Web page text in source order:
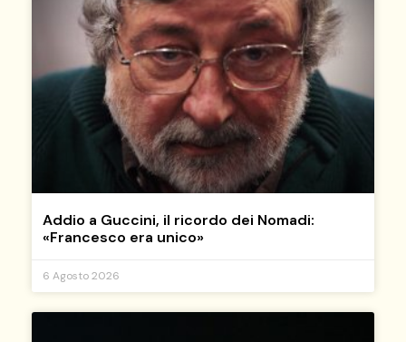
Addio a Guccini, il ricordo dei Nomadi:
«Francesco era unico»
6 Agosto 2026